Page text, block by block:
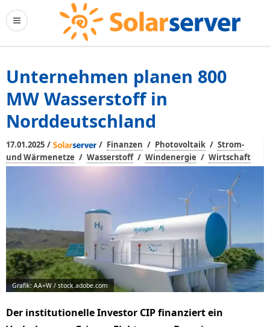
Unternehmen planen 800
MW Wasserstoff in
Norddeutschland
17.01.2025 / / Finanzen / Photovoltaik / Strom-
und Wärmenetze / Wasserstoff / Windenergie / Wirtschaft
Grafik: AA+W / stock.adobe.com
Der institutionelle Investor CIP finanziert ein